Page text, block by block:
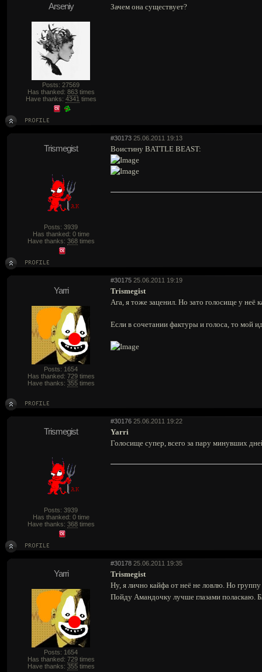
Arseniy
Posts: 27569
Has thanked: 863times
Have thanks: 4341 times
Зачем она существует?
#30173 25.06.2011 19:13
Trismegist
Posts: 3939
Has thanked: 0 time
Have thanks: 368times
Воистину BATTLE BEAST:
#30175 25.06.2011 19:19
Yarri
Posts: 1654
Has thanked: 729times
Have thanks: 355times
Trismegist
Ага, я тоже заценил. Но зато голосище у неё
Если в сочетании фактуры и голоса, то мой
#30176 25.06.2011 19:22
Trismegist
Posts: 3939
Has thanked: 0 time
Have thanks: 368times
Yarri
Голосище супер, всего за пару минувших
#30178 25.06.2011 19:35
Yarri
Posts: 1654
Has thanked: 729times
Have thanks: 355times
Trismegist
Ну, я лично кайфа от неё не ловлю. Но группу
Пойду Амандочку лучше глазами поласкаю.